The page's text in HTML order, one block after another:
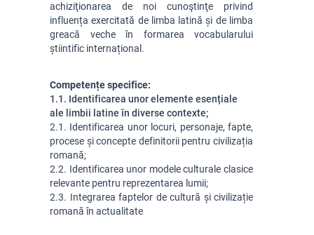
achiziţionarea de noi cunoştinţe privind
influența exercitată de limba latină și de limba
greacă veche în formarea vocabularului
știintific internațional.
Competențe specifice:
1.1. Identificarea unor elemente esențiale
ale limbii latine în diverse contexte;
2.1. Identificarea unor locuri, personaje, fapte,
procese și concepte definitorii pentru civilizația
romană;
2.2. Identificarea unor modele culturale clasice
relevante pentru reprezentarea lumii;
2.3. Integrarea faptelor de cultură și civilizație
romană în actualitate